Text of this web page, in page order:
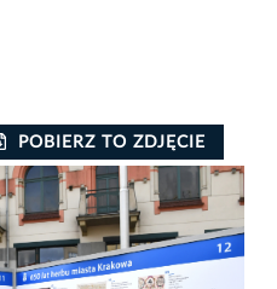
POBIERZ TO ZDJĘCIE